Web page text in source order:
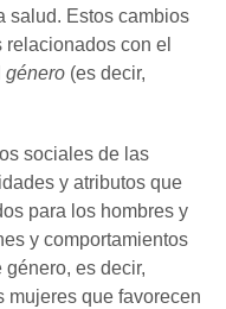
salud. Estos cambios
con el
género (es decir,
sociales de las
y atributos que
para los hombres y
y comportamientos
es decir,
mujeres que favorecen